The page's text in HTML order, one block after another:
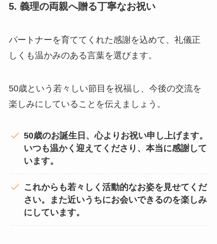
5. 義理の両親へ贈る丁寧なお祝い
パートナーを育ててくれた感謝を込めて、礼儀正
しくも温かみのある言葉を選びます。
50歳という若々しい節目を祝福し、今後の交流を
楽しみにしていることを伝えましょう。
50歳のお誕生日、心よりお祝い申し上げます。
いつも温かく迎えてくださり、本当に感謝して
います。
これからも若々しく活動的なお姿を見せてくだ
さい。また近いうちにお会いできるのを楽しみ
にしています。